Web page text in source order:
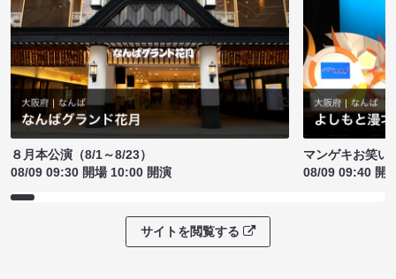
８月本公演（8/1～8/23）
08/09 09:30 開場 10:00 開演
マンゲキお笑い
08/09 09:40 開
サイトを閲覧する